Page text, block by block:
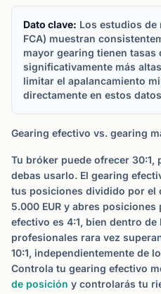
Dato clave: Los estudios de
FCA) muestran
mayor gearing tienen tasas
significativamente más
limitar el apalancamiento
directamente en estos
Gearing efectivo vs. gearing
Tu bróker puede ofrecer
debas usarlo. El gearing
tus posiciones dividido por el
5.000 EUR y abres posiciones
efectivo es 4:1, bien dentro
profesionales rara vez
10:1, independientemente de
Controla tu gearing efectivo
de posición y controlarás tu